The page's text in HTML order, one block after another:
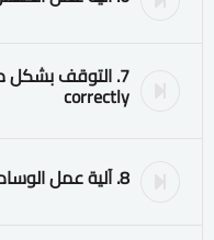
correctly
8. آلية عمل الوساده الهوائية Air bag